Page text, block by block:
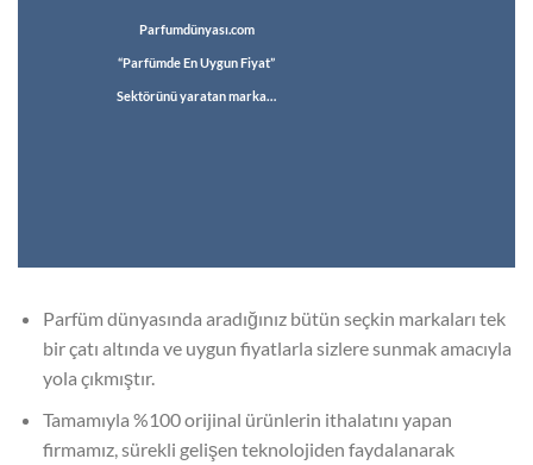
Parfumdünyası.com
“Parfümde En Uygun Fiyat”
Sektörünü yaratan marka…
Parfüm dünyasında aradığınız bütün seçkin markaları tek
bir çatı altında ve uygun fiyatlarla sizlere sunmak amacıyla
yola çıkmıştır.
Tamamıyla %100 orijinal ürünlerin ithalatını yapan
firmamız, sürekli gelişen teknolojiden faydalanarak